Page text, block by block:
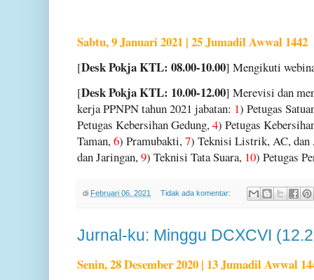
Sabtu, 9 Januari 2021 | 25 Jumadil Awwal 1442
[Desk Pokja KTL: 08.00-10.00] Mengikuti
[Desk Pokja KTL: 10.00-12.00] Merevisi dan
kerja PPNPN tahun 2021 jabatan: 1) Petugas
Petugas Kebersihan Gedung,4) Petugas
Taman,6) Pramubakti,7) Teknisi Listrik, AC,
dan Jaringan,9) Teknisi Tata Suara, 10) Petugas
di Februari 06, 2021 Tidak ada komentar:
Jurnal-ku: Minggu DCXCVI
Senin, 28 Desember 2020 | 13 Jumadil Awwal